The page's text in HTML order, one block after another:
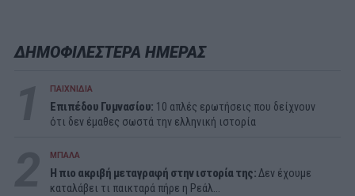
ΔΗΜΟΦΙΛΕΣΤΕΡΑ ΗΜΕΡΑΣ
ΠΑΙΧΝΙΔΙΑ
Επιπέδου Γυμνασίου: 10 απλές ερωτήσεις που δείχνουν
ότι δεν έμαθες σωστά την ελληνική ιστορία
ΜΠΑΛΑ
Η πιο ακριβή μεταγραφή στην ιστορία της:Δεν έχουμε
καταλάβει τι παικταρά πήρε η Ρεάλ...